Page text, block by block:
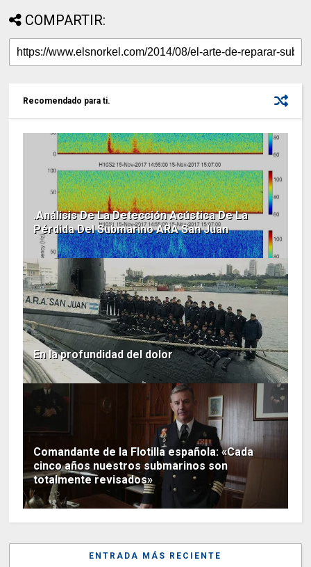
COMPARTIR:
Recomendado para ti.
.Análisis De La Detección Acústica De La
Pérdida Del Submarino ARA San Juan
En la profundidad del dolor
Comandante de la Flotilla española: «Cada
cinco años nuestros submarinos son
totalmente revisados»
ENTRADA MÁS RECIENTE